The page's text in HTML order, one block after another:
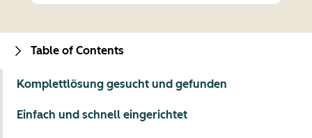
Table of Contents
Komplettlösung gesucht und gefunden
Einfach und schnell eingerichtet